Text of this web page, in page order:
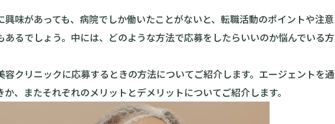
味があっても、病院でしか働いたことがないと、転職活動のポイントや注意
あるでしょう。中には、どのような方法で応募をしたらいいのか悩んでいる方
容クリニックに応募するときの方法についてご紹介します。エージェントを通
、またそれぞれのメリットとデメリットについてご紹介します。